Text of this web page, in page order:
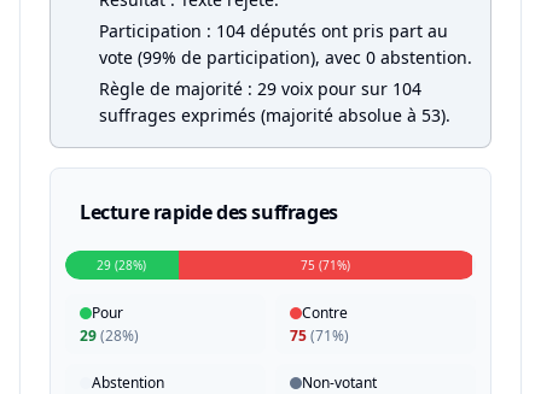
Participation : 104 députés ont pris part au
vote (99% de participation), avec 0 abstention.
Règle de majorité : 29 voix pour sur 104
suffrages exprimés (majorité absolue à 53).
Lecture rapide des suffrages
29 (28%) 75 (71%)
Pour
29(28%)
Contre
75(71%)
Abstention
Non-votant